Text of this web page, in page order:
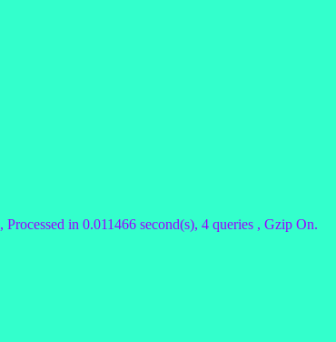
, Processed in 0.011466 second(s), 4 queries , Gzip On.